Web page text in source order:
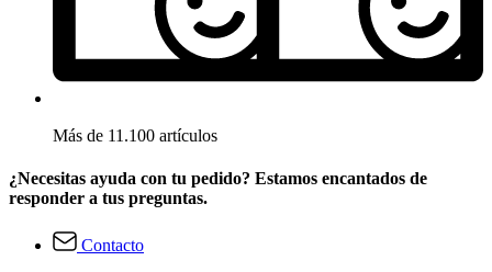
Más de 11.100 artículos
¿Necesitas ayuda con tu pedido? Estamos encantados de
responder a tus preguntas.
Contacto